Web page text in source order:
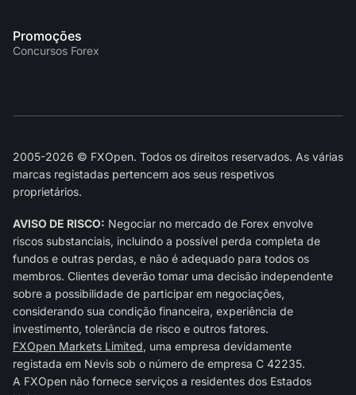
Promoções
Concursos Forex
2005-2026 © FXOpen. Todos os direitos reservados. As várias
marcas registadas pertencem aos seus respetivos
proprietários.
AVISO DE RISCO: Negociar no mercado de Forex envolve
riscos substanciais, incluindo a possível perda completa de
fundos e outras perdas, e não é adequado para todos os
membros. Clientes deverão tomar uma decisão independente
sobre a possibilidade de participar em negociações,
considerando sua condição financeira, experiência de
investimento, tolerância de risco e outros fatores.
FXOpen Markets Limited, uma empresa devidamente
registada em Nevis sob o número de empresa C 42235.
A FXOpen não fornece serviços a residentes dos Estados